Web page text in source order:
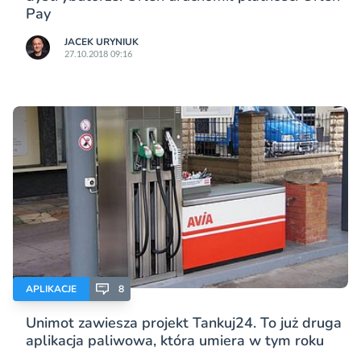
Pay
JACEK URYNIUK
27.10.2018 09:16
APLIKACJE 8
Unimot zawiesza projekt Tankuj24. To już druga
aplikacja paliwowa, która umiera w tym roku